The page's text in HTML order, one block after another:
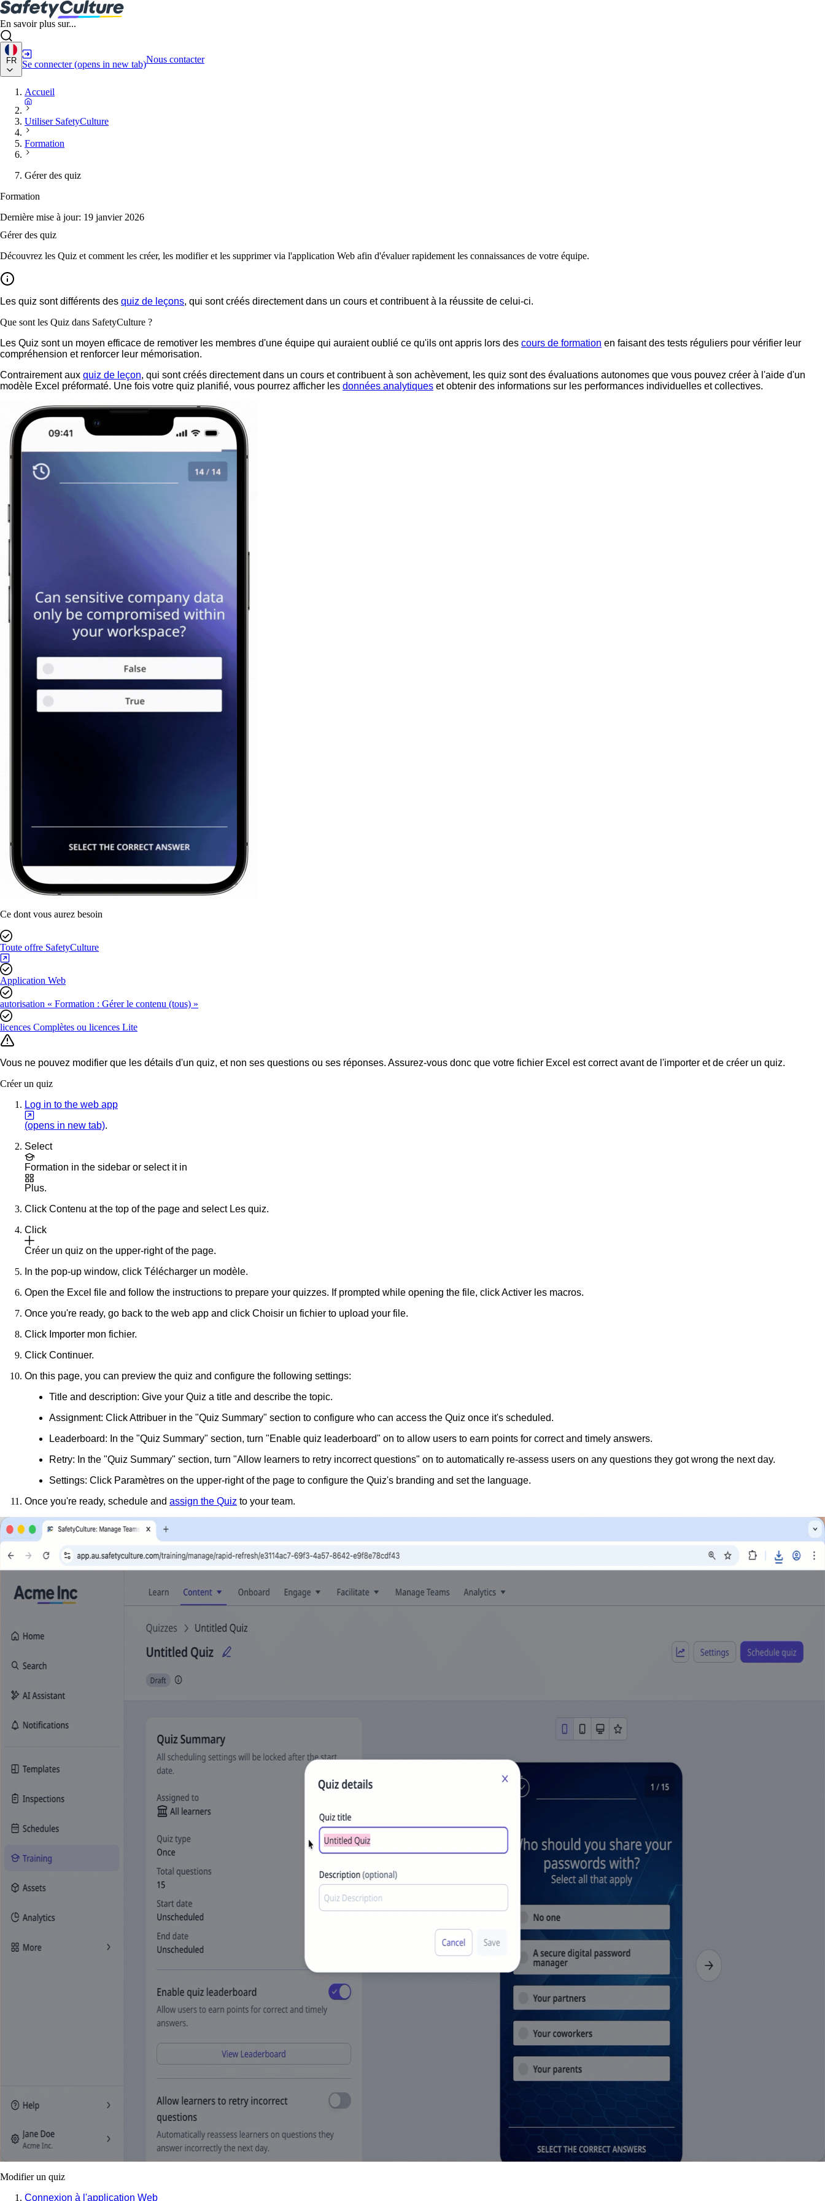
En savoir plus sur...
FR Se connecter (opens in new tab)Nous contacter
Accueil
Utiliser SafetyCulture
Formation
Gérer des quiz
Formation
Dernière mise à jour: 19 janvier 2026
Gérer des quiz
Découvrez les Quiz et comment les créer, les modifier et les supprimer via l'application Web afin d'évaluer rapidement les connaissances de votre équipe.
Les quiz sont différents des quiz de leçons, qui sont créés directement dans un cours et contribuent à la réussite de celui-ci.
Que sont les Quiz dans SafetyCulture ?
Les Quiz sont un moyen efficace de remotiver les membres d'une équipe qui auraient oublié ce qu'ils ont appris lors des cours de formation en faisant des tests réguliers pour vérifier leur
compréhension et renforcer leur mémorisation.
Contrairement aux quiz de leçon, qui sont créés directement dans un cours et contribuent à son achèvement, les quiz sont des évaluations autonomes que vous pouvez créer à l'aide d'un
modèle Excel préformaté. Une fois votre quiz planifié, vous pourrez afficher les données analytiques et obtenir des informations sur les performances individuelles et collectives.
Ce dont vous aurez besoin
Toute offre SafetyCulture
Application Web
autorisation « Formation : Gérer le contenu (tous) »
licences Complètes ou licences Lite
Vous ne pouvez modifier que les détails d'un quiz, et non ses questions ou ses réponses. Assurez-vous donc que votre fichier Excel est correct avant de l'importer et de créer un quiz.
Créer un quiz
Log in to the web app
(opens in new tab).
Select
Formation in the sidebar or select it in
Plus.
Click Contenu at the top of the page and select Les quiz.
Click
Créer un quiz on the upper-right of the page.
In the pop-up window, click Télécharger un modèle.
Open the Excel file and follow the instructions to prepare your quizzes. If prompted while opening the file, clickActiver les macros.
Once you're ready, go back to the web app and click Choisir un fichier to upload your file.
Click Importer mon fichier.
Click Continuer.
On this page, you can preview the quiz and configure the following settings:
Title and description: Give your Quiz a title and describe the topic.
Assignment: ClickAttribuer in the "Quiz Summary" section to configure who can access the Quiz once it's scheduled.
Leaderboard: In the "Quiz Summary" section, turn "Enable quiz leaderboard" on to allow users to earn points for correct and timely answers.
Retry: In the "Quiz Summary" section, turn "Allow learners to retry incorrect questions" on to automatically re-assess users on any questions they got wrong the next day.
Settings: Click Paramètres on the upper-right of the page to configure the Quiz's branding and set the language.
Once you're ready, schedule and assign the Quiz to your team.
Modifier un quiz
Connexion à l'application Web